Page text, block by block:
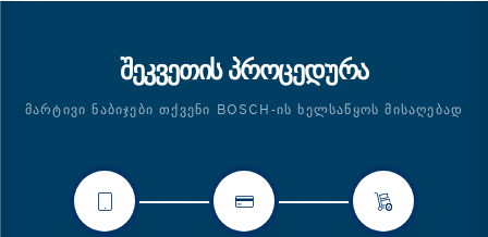
ᲨᲔᲙᲕᲔᲗᲘᲡ ᲞᲠᲝᲪᲔᲓᲣᲠᲐ
ᲛᲐᲠᲢᲘᲕᲘ ᲜᲐᲑᲘᲯᲔᲑᲘ ᲗᲥᲕᲔᲜᲘ BOSCH-ᲘᲡ ᲮᲔᲚᲡᲐᲬᲧᲝᲡ ᲛᲘᲡᲐᲦᲔᲑᲐᲓ